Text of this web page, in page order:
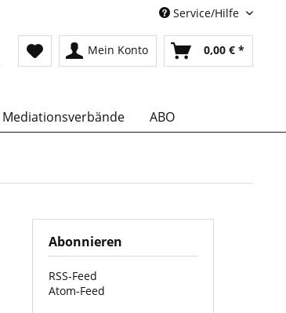
Service/Hilfe
Mein Konto 0,00 € *
Mediationsverbände ABO
Abonnieren
RSS-Feed
Atom-Feed